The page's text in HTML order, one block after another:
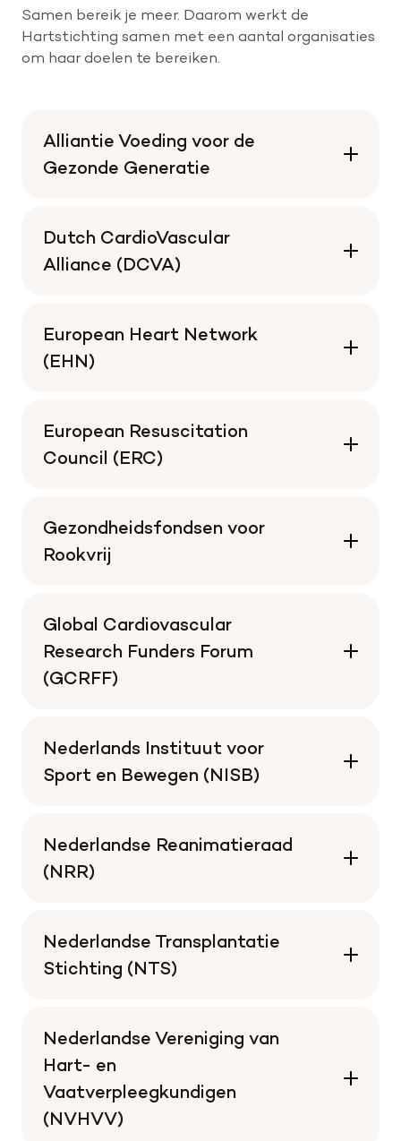
Samen bereik je meer. Daarom werkt de
Hartstichting samen met een aantal organisaties
om haar doelen te bereiken.
Alliantie Voeding voor de
Gezonde Generatie
Dutch CardioVascular
Alliance (DCVA)
European Heart Network
(EHN)
European Resuscitation
Council (ERC)
Gezondheidsfondsen voor
Rookvrij
Global Cardiovascular
Research Funders Forum
(GCRFF)
Nederlands Instituut voor
Sport en Bewegen (NISB)
Nederlandse Reanimatieraad
(NRR)
Nederlandse Transplantatie
Stichting (NTS)
Nederlandse Vereniging van
Hart- en
Vaatverpleegkundigen
(NVHVV)